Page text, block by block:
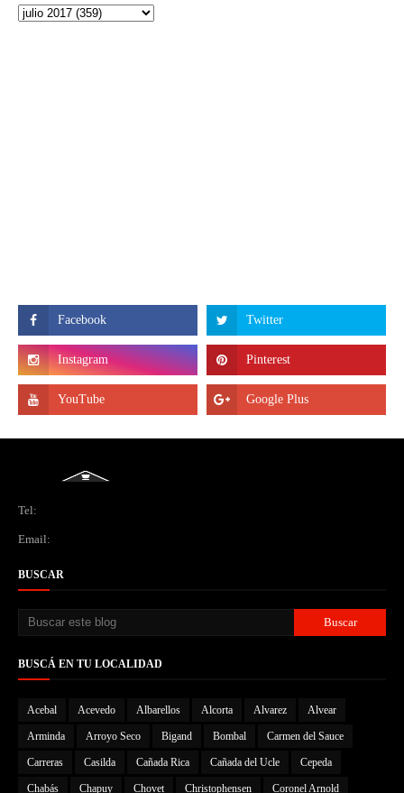
Tel:
Email:
BUSCAR
BUSCÁ EN TU LOCALIDAD
Acebal Acevedo Albarellos Alcorta Alvarez Alvear
Arminda Arroyo Seco Bigand Bombal Carmen del Sauce
Carreras Casilda Cañada Rica Cañada del Ucle Cepeda
Chabás Chapuy Chovet Christophensen Coronel Arnold